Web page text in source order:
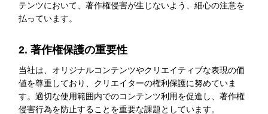
テンツにおいて、著作権侵害が生じないよう、細心の注意を
払っています。
2. 著作権保護の重要性
当社は、オリジナルコンテンツやクリエイティブな表現の価
値を尊重しており、クリエイターの権利保護に努めていま
す。適切な使用範囲内でのコンテンツ利用を促進し、著作権
侵害行為を防止することを重要な課題としています。